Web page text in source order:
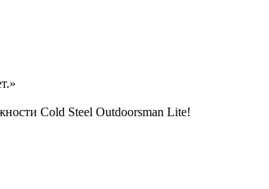
Cold Steel Outdoorsman Lite!